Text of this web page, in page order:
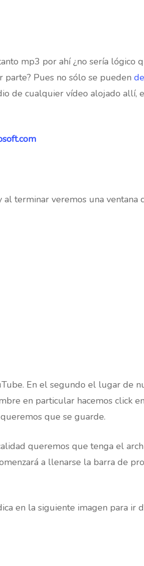
mp3 por ahí ¿no sería lógico
Pues no sólo se pueden
de cualquier vídeo alojado allí,
terminar veremos una ventana
En el segundo el lugar de
en particular hacemos click
que se guarde.
queremos que tenga el
a llenarse la barra de
en la siguiente imagen para ir